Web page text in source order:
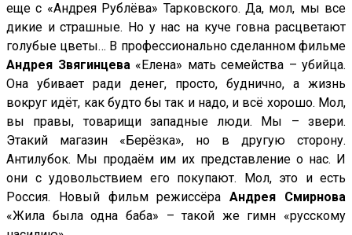
еще с «Андрея Рублёва» Тарковского. Да, мол, мы все
дикие и страшные. Но у нас на куче говна расцветают
голубые цветы… В профессионально сделанном фильме
Андрея Звягинцева«Елена» мать семейства – убийца.
Она убивает ради денег, просто, буднично, а жизнь
вокруг идёт, как будто бы так и надо, и всё хорошо. Мол,
вы правы, товарищи западные люди. Мы – звери.
Этакий магазин «Берёзка», но в другую сторону.
Антилубок. Мы продаём им их представление о нас. И
они с удовольствием его покупают. Мол, это и есть
Россия. Новый фильм режиссёраАндрея Смирнова
«Жила была одна баба» – такой же гимн «русскому